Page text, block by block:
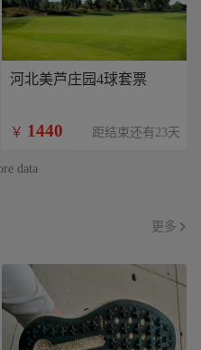
河北美芦庄园4球套票
￥ 1440 距结束还有23天
data
更多